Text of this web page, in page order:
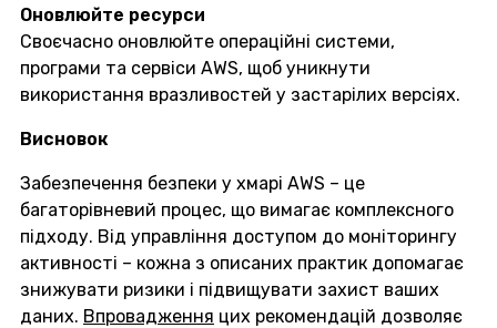
Оновлюйте ресурси
Своєчасно оновлюйте операційні системи,
програми та сервіси AWS, щоб уникнути
використання вразливостей у застарілих версіях.
Висновок
Забезпечення безпеки у хмарі AWS – це
багаторівневий процес, що вимагає комплексного
підходу. Від управління доступом до моніторингу
активності – кожна з описаних практик допомагає
знижувати ризики і підвищувати захист ваших
даних. Впровадження цих рекомендацій дозволяє